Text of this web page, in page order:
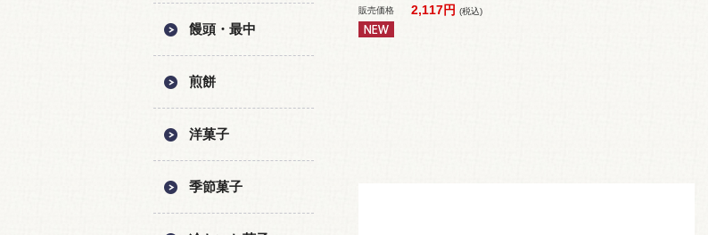
販売価格 2,117円 (税込)
饅頭・最中
煎餅
洋菓子
季節菓子